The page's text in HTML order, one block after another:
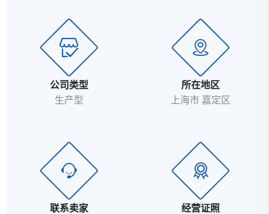
公司类型
生产型
所在地区
上海市 嘉定区
联系卖家 经营证照